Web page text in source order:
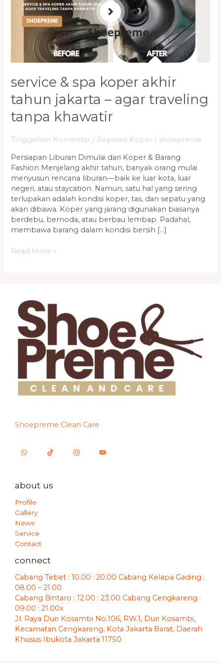
service & spa koper akhir
tahun jakarta – agar traveling
tanpa khawatir
Tinggalkan Komentar / Reparasi Koper / shoepreme
Persiapan Liburan Dimulai dari Koper & Barang
Fashion Menjelang akhir tahun, banyak orang mulai
menyusun rencana liburan—baik ke luar kota, luar
negeri, atau staycation. Namun, satu hal yang sering
terlupakan adalah kondisi koper, tas, dan sepatu yang
akan dibawa. Koper yang jarang digunakan biasanya
berdebu, bernoda, atau berbau lembap. Padahal,
membawa barang dalam kondisi bersih […]
Tahun
Jakarta
Traveling
Read More »
Shoepreme Clean Care
about us
Profile
Gallery
News
Service
Contact
connect
Cabang Tebet : 10.00 : 20.00 Cabang Kelapa Gading ;
08.00 – 21.00
Cabang Bintaro : 12.00 : 23.00 Cabang Cengkareng :
09.00 : 21.00x
Jl. Raya Duri Kosambi No.106, RW.1, Duri Kosambi,
Kecamatan Cengkareng, Kota Jakarta Barat, Daerah
Khusus Ibukota Jakarta 11750